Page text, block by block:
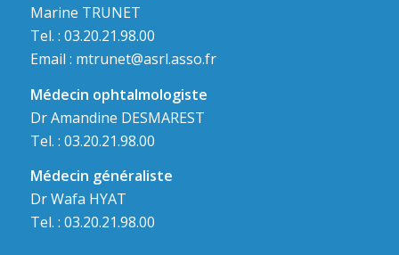
Marine TRUNET
Tel. : 03.20.21.98.00
Email : mtrunet@asrl.asso.fr
Médecin ophtalmologiste
Dr Amandine DESMAREST
Tel. : 03.20.21.98.00
Médecin généraliste
Dr Wafa HYAT
Tel. : 03.20.21.98.00